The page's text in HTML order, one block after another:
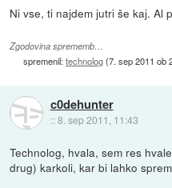
Ni vse, ti najdem jutri še kaj. Al
Zgodovina sprememb…
spremenil:technolog(7. sep 2011 ob
c0dehunter
::8. sep 2011, 11:43
Technolog, hvala, sem res
drug) karkoli, kar bi lahko